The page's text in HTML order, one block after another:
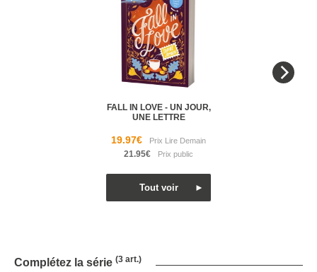
FALL IN LOVE - UN JOUR,
UNE LETTRE
19.97€
21.95€
Complétez la série (3 art.)